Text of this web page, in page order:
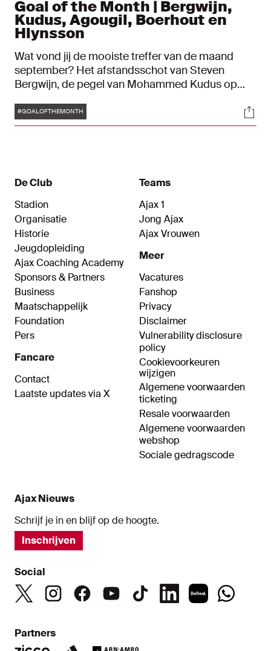
Goal of the Month | Bergwijn,
Kudus, Agougil, Boerhout en
Hlynsson
Wat vond jij de mooiste treffer van de maand
september? Het afstandsschot van Steven
Bergwijn, de pegel van Mohammed Kudus op
of toch een andere Ajacied? De Goal of the
Month is powered by Curaçao.
Tags
#GOALOFTHEMONTH
De Club
Stadion
Organisatie
Historie
Jeugdopleiding
Ajax Coaching Academy
Sponsors & Partners
Business
Maatschappelijk
Foundation
Pers
Fancare
Contact
Laatste updates via X
Teams
Ajax 1
Jong Ajax
Ajax Vrouwen
Meer
Vacatures
Fanshop
Privacy
Disclaimer
Vulnerability disclosure
policy
Cookievoorkeuren
wijzigen
Algemene voorwaarden
ticketing
Resale voorwaarden
Algemene voorwaarden
webshop
Sociale gedragscode
Ajax Nieuws
Schrijf je in en blijf op de hoogte.
Inschrijven
Social
Partners